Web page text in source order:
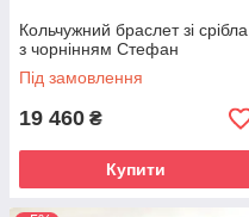
Кольчужний браслет зі срібла
з чорнінням Стефан
Під замовлення
19 460 ₴
Купити